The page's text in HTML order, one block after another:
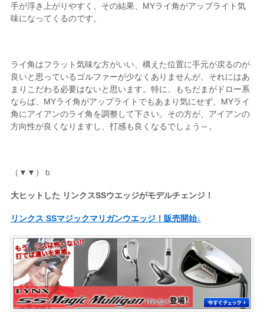
手が浮き上がりやすく、その結果、MYライ角がアップライト気
味になってくるのです。
ライ角はフラット気味な方がいい、構えた位置に手元が戻るのが
良いと思っているゴルファーが少なくありませんが、それにはあ
まりこだわる必要はないと思います。特に、もちだまがドロー系
ならば、MYライ角がアップライトでもあまり気にせず、MYライ
角にアイアンのライ角を調整して下さい。その方が、アイアンの
方向性が良くなりますし、打感も良くなるでしょう～。
（▼▼）ｂ
大ヒットした リンクスSSウエッジがモデルチェンジ！
リンクス SSマジックマリガンウエッジ！販売開始↓